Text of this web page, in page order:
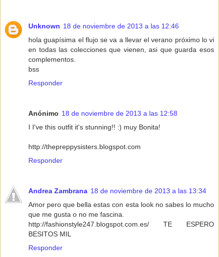
Unknown 18 de noviembre de 2013 a las 12:46
hola guapísima el flujo se va a llevar el verano próximo lo vi
en todas las colecciones que vienen, asi que guarda esos
complementos.
bss
Responder
Anónimo 18 de noviembre de 2013 a las 12:58
I I've this outfit it's stunning!! :) muy Bonita!
http://thepreppysisters.blogspot.com
Responder
Andrea Zambrana 18 de noviembre de 2013 a las 13:34
Amor pero que bella estas con esta look no sabes lo mucho
que me gusta o no me fascina.
http://fashionstyle247.blogspot.com.es/ TE ESPERO
BESITOS MIL
Responder